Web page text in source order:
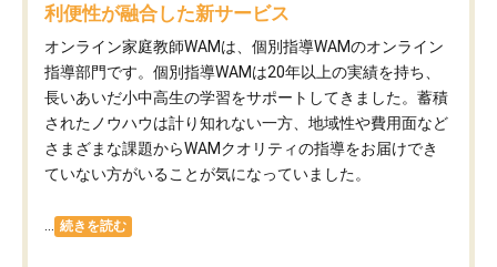
利便性が融合した新サービス
オンライン家庭教師WAMは、個別指導WAMのオンライン
指導部門です。個別指導WAMは20年以上の実績を持ち、
長いあいだ小中高生の学習をサポートしてきました。蓄積
されたノウハウは計り知れない一方、地域性や費用面など
さまざまな課題からWAMクオリティの指導をお届けでき
ていない方がいることが気になっていました。
続きを読む